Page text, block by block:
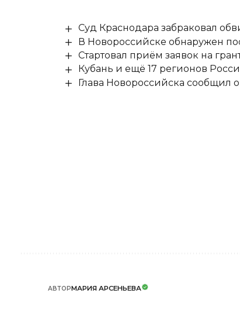
Суд Краснодара забраковал
В Новороссийске обнаружен
Стартовал приём заявок на
Кубань и ещё 17 регионов
Глава Новороссийска сообщил
АВТОРМАРИЯ АРСЕНЬЕВА